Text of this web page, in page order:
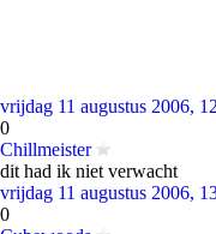
vrijdag 11 augustus 2006,
0
Chillmeister
dit had ik niet verwacht
vrijdag 11 augustus 2006,
0